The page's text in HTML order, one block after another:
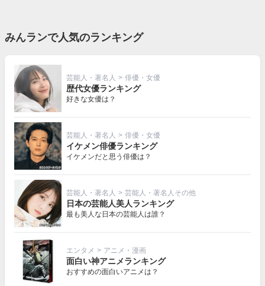
みんランで人気のランキング
芸能人・著名人 > 俳優・女優
歴代女優ランキング
好きな女優は？
芸能人・著名人 > 俳優・女優
イケメン俳優ランキング
イケメンだと思う俳優は？
芸能人・著名人 > 芸能人・著名人その他
日本の芸能人美人ランキング
最も美人な日本の芸能人は誰？
エンタメ > アニメ・漫画
面白い神アニメランキング
おすすめの面白いアニメは？